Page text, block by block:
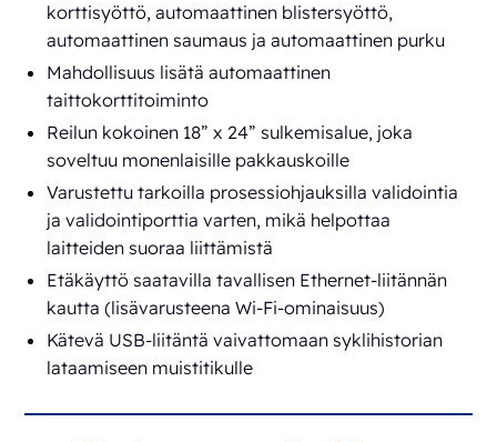
korttisyöttö, automaattinen blistersyöttö,
automaattinen saumaus ja automaattinen purku
Mahdollisuus lisätä automaattinen
taittokorttitoiminto
Reilun kokoinen 18” x 24” sulkemisalue, joka
soveltuu monenlaisille pakkauskoille
Varustettu tarkoilla prosessiohjauksilla validointia
ja validointiporttia varten, mikä helpottaa
laitteiden suoraa liittämistä
Etäkäyttö saatavilla tavallisen Ethernet-liitännän
kautta (lisävarusteena Wi-Fi-ominaisuus)
Kätevä USB-liitäntä vaivattomaan syklihistorian
lataamiseen muistitikulle